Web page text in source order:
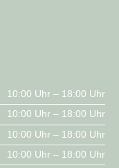
10:00 Uhr – 18:00 Uhr
10:00 Uhr – 18:00 Uhr
10:00 Uhr – 18:00 Uhr
10:00 Uhr – 18:00 Uhr